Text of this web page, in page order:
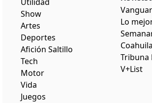
Show
Artes
Deportes
Afición Saltillo
Tech
Motor
Vida
Juegos
Lo
Tribuna
V+List